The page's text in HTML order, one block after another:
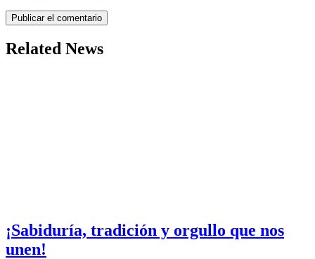
Related News
¡Sabiduría, tradición y orgullo que nos
unen!